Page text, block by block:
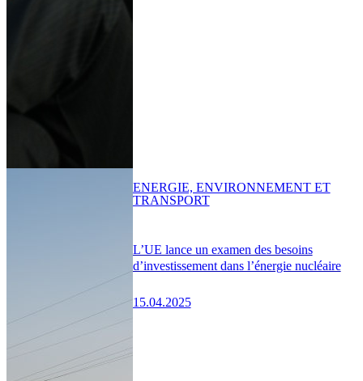
L’UE lance un examen des besoins
d’investissement dans l’énergie nucléaire
15.04.2025
ENERGIE, ENVIRONNEMENT ET
TRANSPORT